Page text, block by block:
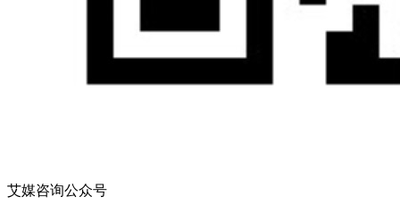
艾媒咨询公众号